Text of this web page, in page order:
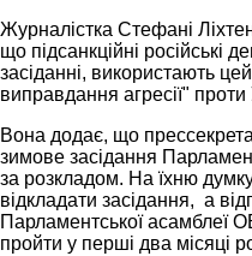
Журналістка Стефані
що підсанкційні російські
засіданні, використають
виправдання агресії" проти
Вона додає, що
зимове засідання
за розкладом. На їхню
відкладати засідання, а
Парламентської асамблеї
пройти у перші два місяці